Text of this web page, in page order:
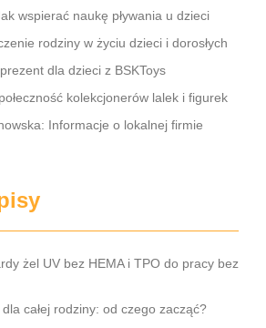
wspierać naukę pływania u dzieci
rodziny w życiu dzieci i dorosłych
dla dzieci z BSKToys
kolekcjonerów lalek i figurek
Informacje o lokalnej firmie
żel UV bez HEMA i TPO do pracy bez
całej rodziny: od czego zacząć?